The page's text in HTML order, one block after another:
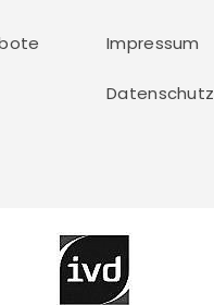
Impressum
Datenschutz